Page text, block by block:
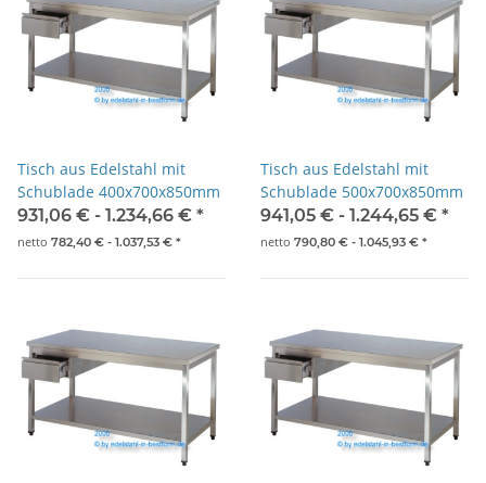
Tisch aus Edelstahl mit
Schublade 400x700x850mm
931,06 € - 1.234,66 € *
netto 782,40 € - 1.037,53 € *
Tisch aus Edelstahl mit
Schublade 500x700x850mm
941,05 € - 1.244,65 € *
netto 790,80 € - 1.045,93 € *